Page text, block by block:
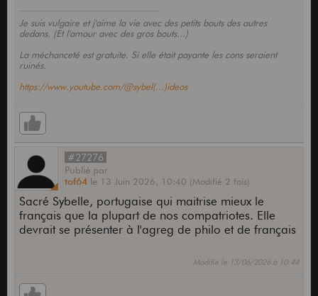
Je suis vulgaire et j'aime la vie avec des petits bouts des autres
dedans. (Et l'amour avec des gros bouts...)
La méchanceté est gratuite. Si elle était payante les cons seraient
ruinés.
https://www.youtube.com/@sybel(...)ideos
#27276
Publié par
tof64 le 13 Juin 2026, 10:40 (Modifié 2 fois)
Sacré Sybelle, portugaise qui maitrise mieux le
français que la plupart de nos compatriotes. Elle
devrait se présenter à l'agreg de philo et de français
Modifié le 13/06/2026 à 10:44